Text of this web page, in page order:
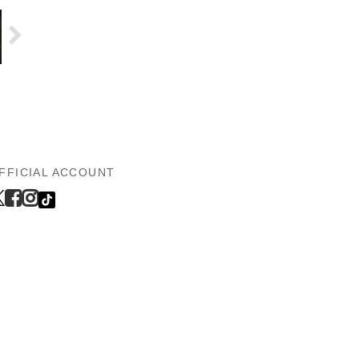
ACCOUNT